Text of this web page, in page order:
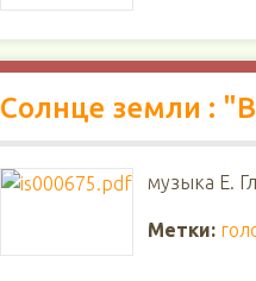
Солнце земли :
музыка Е.
Метки: